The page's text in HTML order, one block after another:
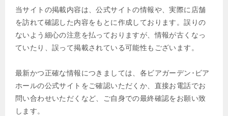
当サイトの掲載内容は、公式サイトの情報や、実際に店舗
を訪れて確認した内容をもとに作成しております。誤りの
ないよう細心の注意を払っておりますが、情報が古くなっ
ていたり、誤って掲載されている可能性もございます。
最新かつ正確な情報につきましては、各ビアガーデン･ビア
ホールの公式サイトをご確認いただくか、直接お電話でお
問い合わせいただくなど、ご自身での最終確認をお願い致
します。